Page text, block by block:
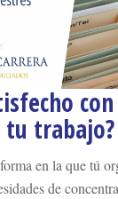
trabajo?
en la que tú
de